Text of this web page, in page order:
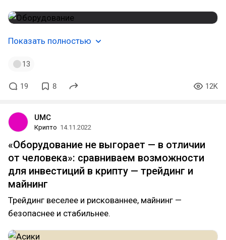
Показать полностью
13
19 8 12K
UMC
Крипто 14.11.2022
«Оборудование не выгорает — в отличии
от человека»: сравниваем возможности
для инвестиций в крипту — трейдинг и
майнинг
Трейдинг веселее и рискованнее, майнинг —
безопаснее и стабильнее.